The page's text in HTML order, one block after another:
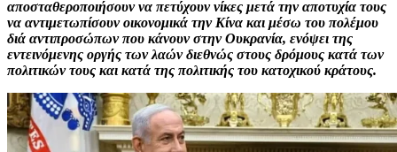
αποσταθεροποιήσουν να πετύχουν νίκες μετά την αποτυχία τους
να αντιμετωπίσουν οικονομικά την Κίνα και μέσω του πολέμου
διά αντιπροσώπων που κάνουν στην Ουκρανία, ενόψει της
εντεινόμενης οργής των λαών διεθνώς στους δρόμους κατά των
πολιτικών τους και κατά της πολιτικής του κατοχικού κράτους.